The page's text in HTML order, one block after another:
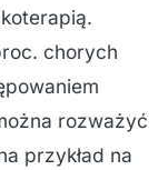
chorych
rozważyć
przykład na